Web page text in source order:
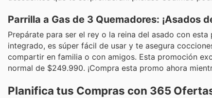
Parrilla a Gas de 3 Quemadores: ¡Asados
Prepárate para ser el rey o la reina del asado con
integrado, es súper fácil de usar y te asegura
compartir en familia o con amigos. Esta promoción
normal de $249.990. ¡Compra esta promo ahora
Planifica tus Compras con 365